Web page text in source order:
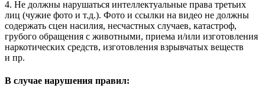
4. Не должны нарушаться интеллектуальные права третьих
лиц (чужие фото и т.д.). Фото и ссылки на видео не должны
содержать сцен насилия, несчастных случаев, катастроф,
грубого обращения с животными, приема и/или изготовления
наркотических средств, изготовления взрывчатых веществ
и пр.
В случае нарушения правил: